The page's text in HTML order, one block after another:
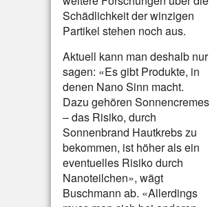
Schädlichkeit der winzigen
Partikel stehen noch aus.
Aktuell kann man deshalb nur
sagen: «Es gibt Produkte, in
denen Nano Sinn macht.
Dazu gehören Sonnencremes
– das Risiko, durch
Sonnenbrand Hautkrebs zu
bekommen, ist höher als ein
eventuelles Risiko durch
Nanoteilchen», wägt
Buschmann ab. «Allerdings